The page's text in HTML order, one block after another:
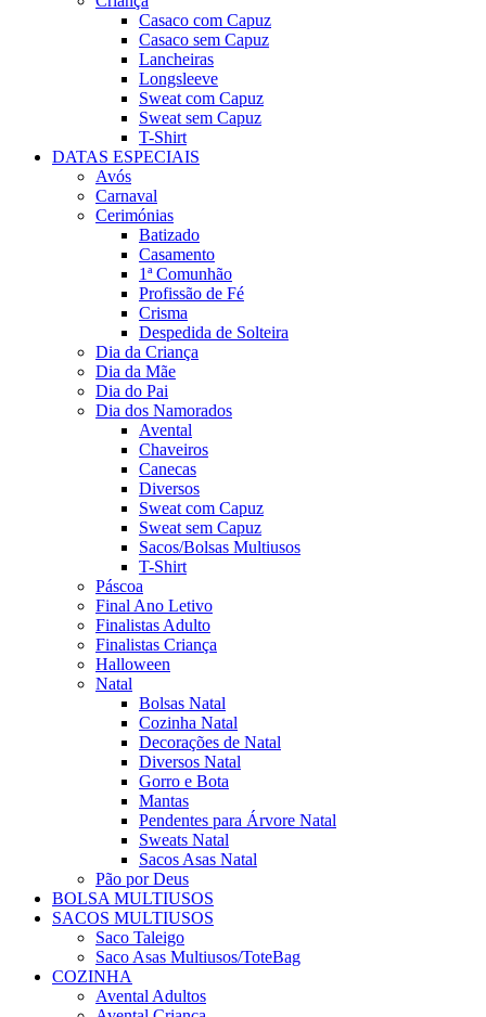
Casaco com Capuz
Casaco sem Capuz
Lancheiras
Longsleeve
Sweat com Capuz
Sweat sem Capuz
T-Shirt
DATAS ESPECIAIS
Avós
Carnaval
Cerimónias
Batizado
Casamento
1ª Comunhão
Profissão de Fé
Crisma
Despedida de Solteira
Dia da Criança
Dia da Mãe
Dia do Pai
Dia dos Namorados
Avental
Chaveiros
Canecas
Diversos
Sweat com Capuz
Sweat sem Capuz
Sacos/Bolsas Multiusos
T-Shirt
Páscoa
Final Ano Letivo
Finalistas Adulto
Finalistas Criança
Halloween
Natal
Bolsas Natal
Cozinha Natal
Decorações de Natal
Diversos Natal
Gorro e Bota
Mantas
Pendentes para Árvore Natal
Sweats Natal
Sacos Asas Natal
Pão por Deus
BOLSA MULTIUSOS
SACOS MULTIUSOS
Saco Taleigo
Saco Asas Multiusos/ToteBag
COZINHA
Avental Adultos